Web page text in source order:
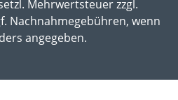
Mehrwertsteuer zzgl.
Nachnahmegebühren, wenn
angegeben.